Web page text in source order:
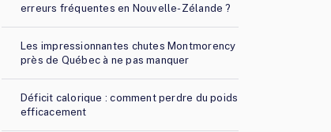
erreurs fréquentes en Nouvelle-Zélande ?
Les impressionnantes chutes Montmorency
près de Québec à ne pas manquer
Déficit calorique : comment perdre du poids
efficacement